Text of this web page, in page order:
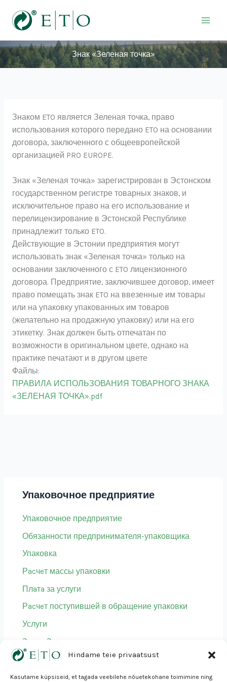
Hindame teie privaatsust
Kasutame küpsiseid, et tagada veebilehe nõuetekohane toimimine ning
содержимому
Знак «Зеленая точка»
Упаковочное предприятие
Упаковочное предприятие
Обязанности предпринимателя-упаковщика
Упаковка
Рacчeт массы упаковки
Плaтa за услуги
Рacчeт поступившей в обращение упаковки
Услуги
Знак «Зеленая точка»
Знаком ETO является Зеленая точка, право
использования которого передано ETO на основании
договора, заключенного с общеевропейской
организацией PRO EUROPE.
Знак «Зеленая точка» зарегистрирован в Эстонском
государственном регистре товарных знаков, и
исключительное право на его использование и
перелицензирование в Эстонской Республике
принадлежит только ETO.
Действующие в Эстонии предприятия могут
использовать знак «Зеленая точка» только на
основании заключенного с ETO лицензионного
договора. Предприятие, заключившее договор, имеет
право помещать знак ETO на ввезенные им товары
или на упаковку упакованных им товаров
(желательно на продажную упаковку) или на его
этикетку. Знак должен быть отпечатан по
возможности в оригинальном цвете, однако на
практике печатают и в другом цвете
Файлы:
ПРАВИЛА ИСПОЛЬЗОВАНИЯ ТОВАРНОГО ЗНАКА
«ЗЕЛЕНАЯ ТОЧКА».pdf